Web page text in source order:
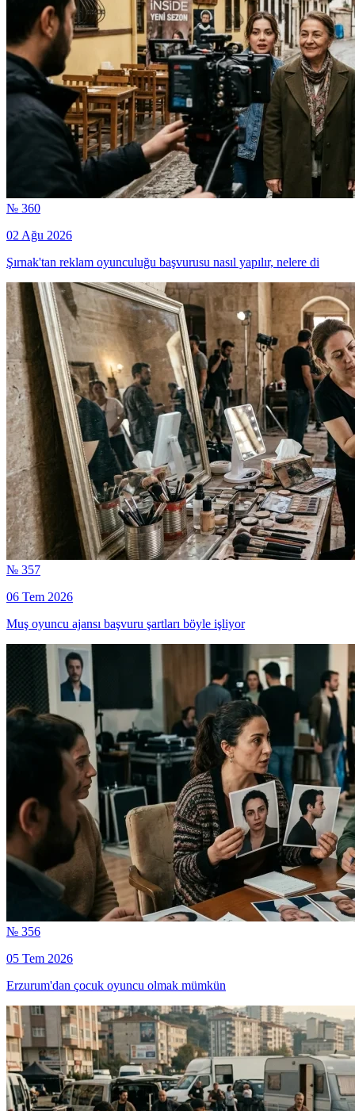
№ 360
02 Ağu 2026
Şırnak'tan reklam oyunculuğu başvurusu nasıl yapılır, nelere di
№ 357
06 Tem 2026
Muş oyuncu ajansı başvuru şartları böyle işliyor
№ 356
05 Tem 2026
Erzurum'dan çocuk oyuncu olmak mümkün